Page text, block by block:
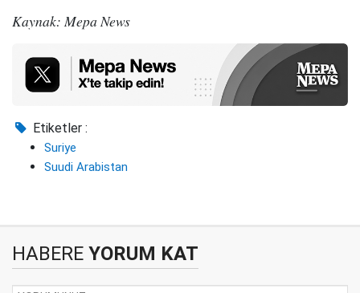
Kaynak: Mepa News
Etiketler :
Suriye
Suudi Arabistan
HABERE YORUM KAT